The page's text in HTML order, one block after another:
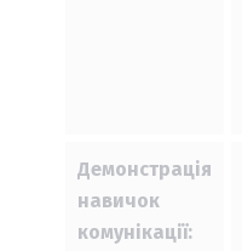
Демонстрація
навичок
комунікації: